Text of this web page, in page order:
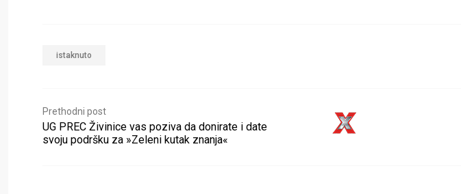
istaknuto
Prethodni post
UG PREC Živinice vas poziva da donirate i date
svoju podršku za »Zeleni kutak znanja«